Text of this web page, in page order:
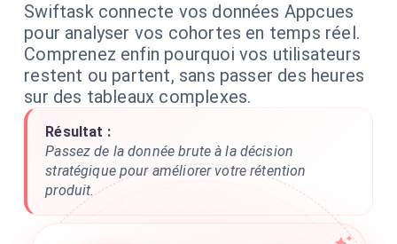
Swiftask connecte vos données Appcues
pour analyser vos cohortes en temps réel.
Comprenez enfin pourquoi vos utilisateurs
restent ou partent, sans passer des heures
sur des tableaux complexes.
Résultat :
Passez de la donnée brute à la décision
stratégique pour améliorer votre rétention
produit.